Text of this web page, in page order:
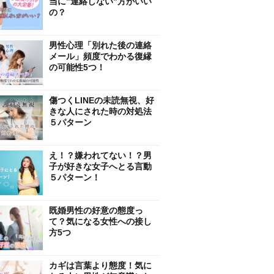
の？
男性心理「別れた後の連絡
メール」頻度でわかる復縁
の可能性5つ！
傷つくLINEの未読無視、好
きな人にされた時の対処法
５パターン
え！？嫌われてない！？男
子が好きな女子へとる言動
５パターン！
既婚男性の好意の態度っ
て？気になる女性への接し
方5つ
カギは言葉より態度！気に